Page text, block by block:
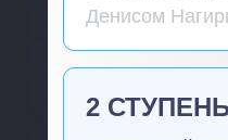
2
Денисом